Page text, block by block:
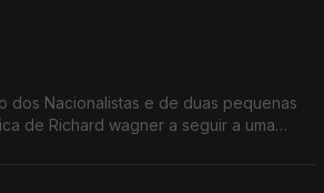
dos Nacionalistas e de duas pequenas
de Richard wagner a seguir a uma